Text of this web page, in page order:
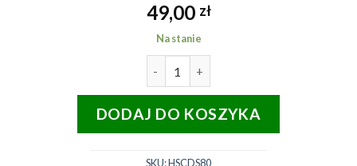
49,00 zł
Na stanie
DODAJ DO KOSZYKA
SKU:HSCDS80